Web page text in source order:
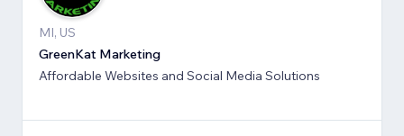
MI, US
GreenKat Marketing
Affordable Websites and Social Media Solutions